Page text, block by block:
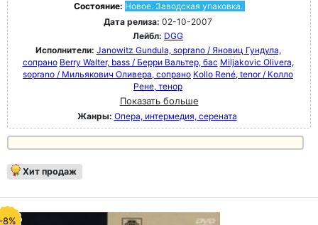
Состояние: Новое. Заводская упаковка.
Дата релиза: 02-10-2007
Лейбл: DGG
Исполнители: Janowitz Gundula, soprano / Яновиц Гундула,
сопрано Berry Walter, bass / Берри Вальтер, бас Miljakovic Olivera,
soprano / Мильякович Оливера, сопрано Kollo René, tenor / Колло
Рене, тенор
Показать больше
Жанры: Опера, интермедия, серената
Хит продаж
8%